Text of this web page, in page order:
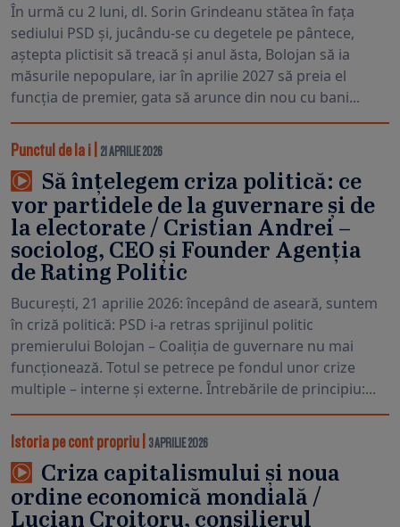
În urmă cu 2 luni, dl. Sorin Grindeanu stătea în fața
sediului PSD și, jucându-se cu degetele pe pântece,
aștepta plictisit să treacă și anul ăsta, Bolojan să ia
măsurile nepopulare, iar în aprilie 2027 să preia el
funcția de premier, gata să arunce din nou cu bani...
Punctul de la i 21 APRILIE 2026
Să înțelegem criza politică: ce
vor partidele de la guvernare și de
la electorate / Cristian Andrei –
sociolog, CEO și Founder Agenția
de Rating Politic
București, 21 aprilie 2026: începând de aseară, suntem
în criză politică: PSD i-a retras sprijinul politic
premierului Bolojan – Coaliția de guvernare nu mai
funcționează. Totul se petrece pe fondul unor crize
multiple – interne și externe. Întrebările de principiu:...
Istoria pe cont propriu 3 APRILIE 2026
Criza capitalismului și noua
ordine economică mondială /
Lucian Croitoru, consilierul